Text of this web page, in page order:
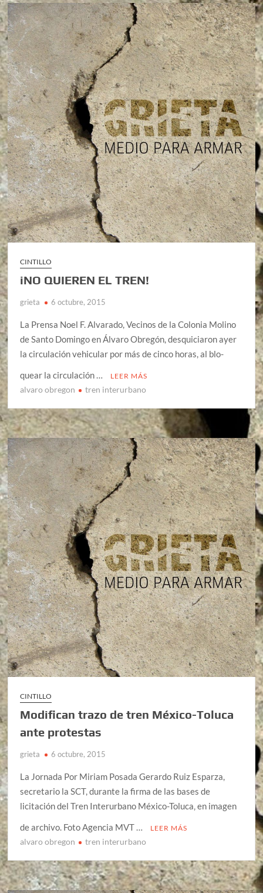
CINTILLO
iNO QUIEREN EL TREN!
grieta 6 octubre, 2015
La Prensa Noel F. Al­va­ra­do, Ve­ci­nos de la Co­lo­nia Mo­li­no
de San­to Do­min­go en Ál­va­ro Obre­gón, des­qui­cia­ron ayer
la cir­cu­la­ción ve­hi­cu­lar por más de cin­co ho­ras, al blo­
quear la cir­cu­la­ción …
LEER MÁS
alvaro obregon tren interurbano
CINTILLO
Modifican trazo de tren México-Toluca
ante protestas
grieta 6 octubre, 2015
La Jornada Por Miriam Posada Gerardo Ruiz Esparza,
secretario la SCT, durante la firma de las bases de
licitación del Tren Interurbano México-Toluca‚ en imagen
de archivo. Foto Agencia MVT …
LEER MÁS
alvaro obregon tren interurbano